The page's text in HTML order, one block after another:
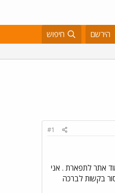
הירשם חיפוש
#1
אתר לתפארת . אני
בקשות לברכה